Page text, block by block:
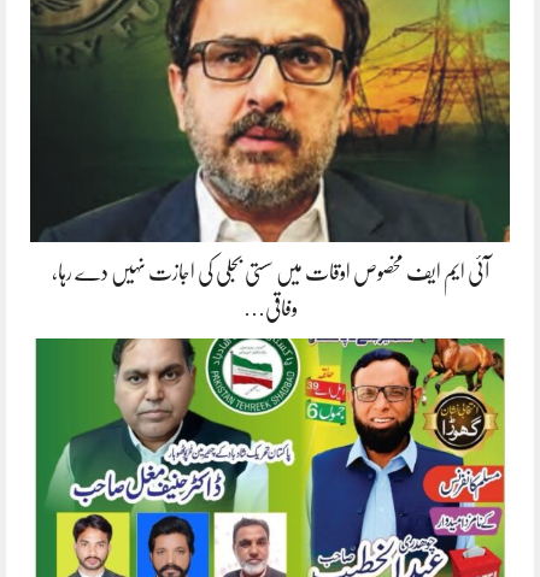
آئی ایم ایف مخصوص اوقات میں سستی بجلی کی اجازت نہیں دے رہا،
وفاقی…